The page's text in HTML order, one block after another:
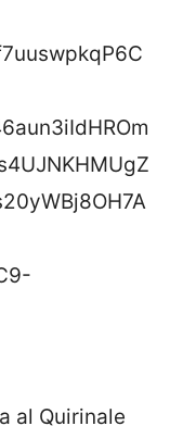
al Quirinale